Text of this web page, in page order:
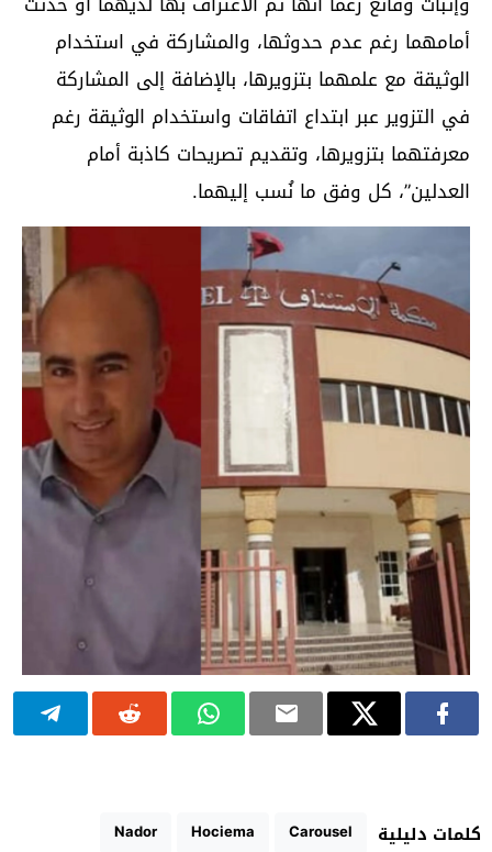
أمامهما رغم عدم حدوثها، والمشاركة في استخدام
الوثيقة مع علمهما بتزويرها، بالإضافة إلى المشاركة
في التزوير عبر ابتداع اتفاقات واستخدام الوثيقة رغم
معرفتهما بتزويرها، وتقديم تصريحات كاذبة أمام
العدلين”، كل وفق ما نُسب إليهما.
كلمات دليلية Carousel
Hociema
Nador